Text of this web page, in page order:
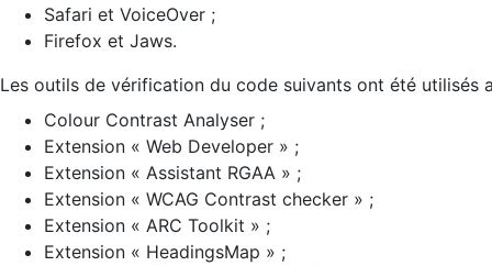
Safari et VoiceOver ;
Firefox et Jaws.
Les outils de vérification du code suivants ont été utilisés
Colour Contrast Analyser ;
Extension « Web Developer » ;
Extension « Assistant RGAA » ;
Extension « WCAG Contrast checker » ;
Extension « ARC Toolkit » ;
Extension « HeadingsMap » ;